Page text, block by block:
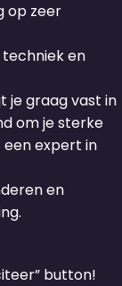
op zeer
techniek en
je graag vast in
om je sterke
expert in
en
button!